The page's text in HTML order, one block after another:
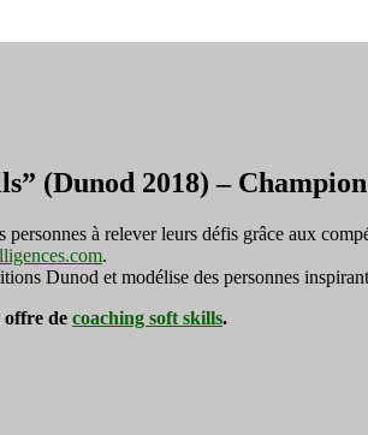
(Dunod 2018) –
à relever leurs défis grâce aux
.
Dunod et modélise des personnes
offre de coaching soft skills.